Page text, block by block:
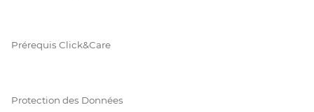
Prérequis Click&Care
Protection des Données